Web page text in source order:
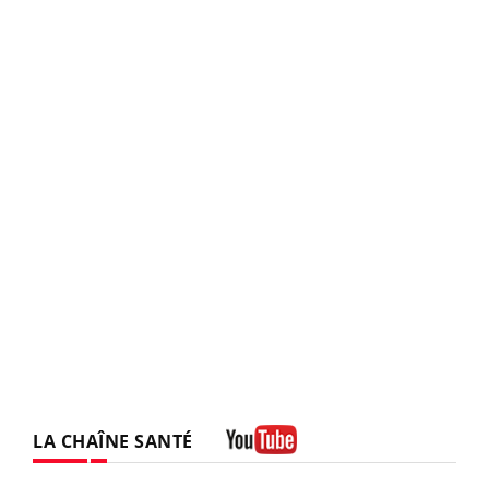
LA CHAÎNE SANTÉ